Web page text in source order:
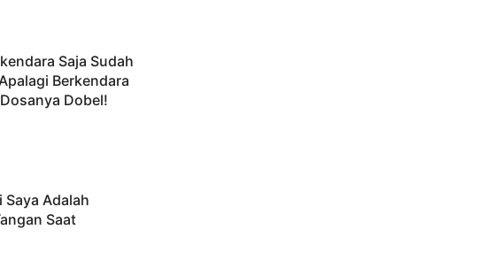
Saja Sudah
Berkendara
Dobel!
Saya Adalah
Saat